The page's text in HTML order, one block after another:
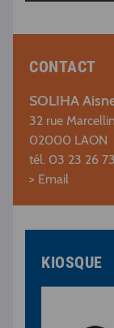
CONTACT
SOLIHA
32 rue
02000 LAON
tél. 03 23 26
> Email
KIOSQUE